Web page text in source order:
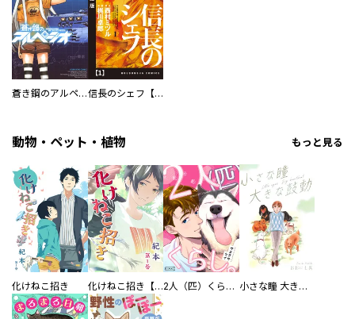
蒼き鋼のアルペジオ 信長のシェフ【単話版】
動物・ペット・植物 もっと見る
化けねこ招き 化けねこ招き【描きおろし付合冊版】 2人（匹）くらし。 小さな瞳 大きな鼓動